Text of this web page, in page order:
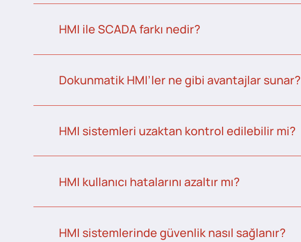
HMI ile SCADA farkı nedir?
Dokunmatik HMI’ler ne gibi avantajlar sunar?
HMI sistemleri uzaktan kontrol edilebilir mi?
HMI kullanıcı hatalarını azaltır mı?
HMI sistemlerinde güvenlik nasıl sağlanır?